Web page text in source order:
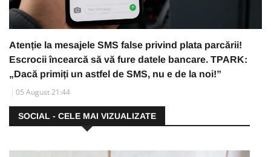
Atenție la mesajele SMS false privind plata parcării!
Escrocii încearcă să vă fure datele bancare. TPARK:
„Dacă primiți un astfel de SMS, nu e de la noi!”
05 August 21:44
SOCIAL - CELE MAI VIZUALIZATE